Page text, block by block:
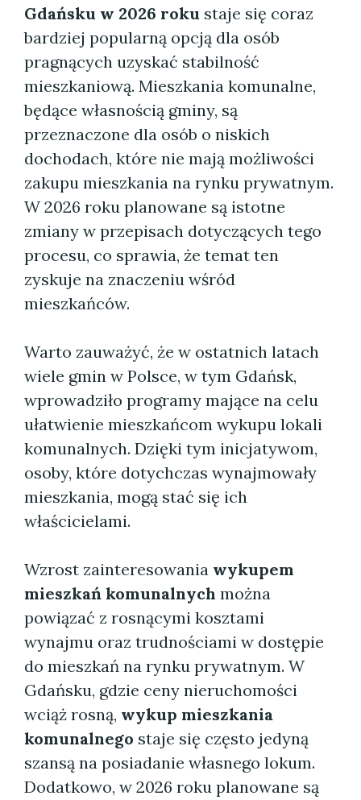
Gdańsku w 2026 roku staje się coraz
bardziej popularną opcją dla osób
pragnących uzyskać stabilność
mieszkaniową. Mieszkania komunalne,
będące własnością gminy, są
przeznaczone dla osób o niskich
dochodach, które nie mają możliwości
zakupu mieszkania na rynku prywatnym.
W 2026 roku planowane są istotne
zmiany w przepisach dotyczących tego
procesu, co sprawia, że temat ten
zyskuje na znaczeniu wśród
mieszkańców.
Warto zauważyć, że w ostatnich latach
wiele gmin w Polsce, w tym Gdańsk,
wprowadziło programy mające na celu
ułatwienie mieszkańcom wykupu lokali
komunalnych. Dzięki tym inicjatywom,
osoby, które dotychczas wynajmowały
mieszkania, mogą stać się ich
właścicielami.
Wzrost zainteresowania wykupem
mieszkań komunalnych można
powiązać z rosnącymi kosztami
wynajmu oraz trudnościami w dostępie
do mieszkań na rynku prywatnym. W
Gdańsku, gdzie ceny nieruchomości
wciąż rosną, wykup mieszkania
komunalnego staje się często jedyną
szansą na posiadanie własnego lokum.
Dodatkowo, w 2026 roku planowane są